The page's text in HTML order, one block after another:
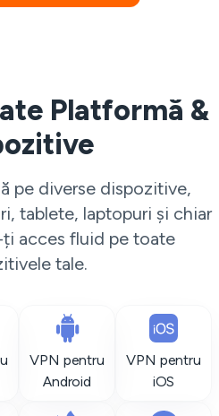
Platformă &
pe diverse dispozitive,
tablete, laptopuri și chiar
acces fluid pe toate
tale.
VPN pentru
Android
VPN pentru
iOS